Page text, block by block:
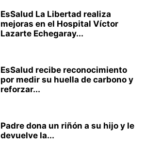
EsSalud La Libertad realiza
mejoras en el Hospital Víctor
Lazarte Echegaray...
EsSalud recibe reconocimiento
por medir su huella de carbono y
reforzar...
Padre dona un riñón a su hijo y le
devuelve la...